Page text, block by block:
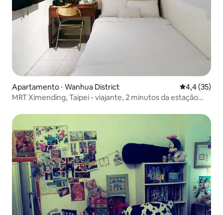
Apartamento ⋅ Wanhua District 4,4 de uma
4,4 (35)
MRT Ximending, Taipei - viajante, 2 minutos da estação